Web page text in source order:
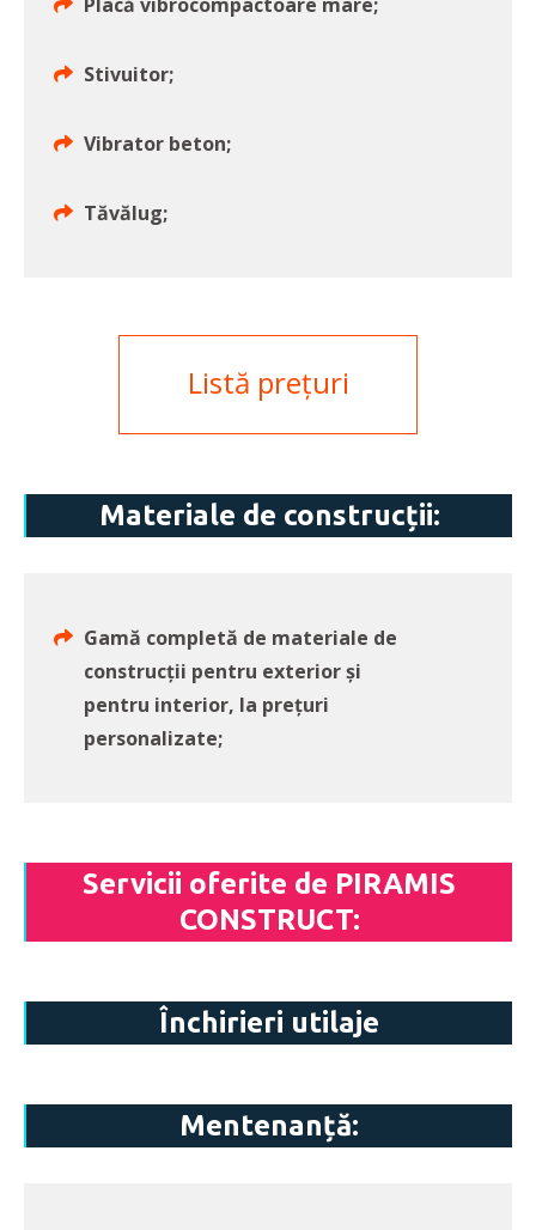
Stivuitor;
Vibrator beton;
Tăvălug;
Listă prețuri
Materiale de construcții:
Gamă completă de materiale de
construcții pentru exterior și
pentru interior, la prețuri
personalizate;
Servicii oferite de PIRAMIS
CONSTRUCT:
Închirieri utilaje
Mentenanță: